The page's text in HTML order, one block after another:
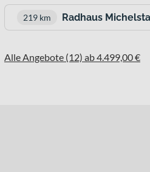
219 km Radhaus
Alle Angebote (12) ab 4.499,00 €